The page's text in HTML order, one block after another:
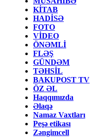
KİTAB
HADİSƏ
FOTO
VİDEO
ÖNƏMLİ
FLƏŞ
GÜNDƏM
TƏHSİL
BAKUPOST TV
ÖZ ƏL
Haqqımızda
Əlaqə
Namaz Vaxtları
Peşə etikası
Zəngimcell